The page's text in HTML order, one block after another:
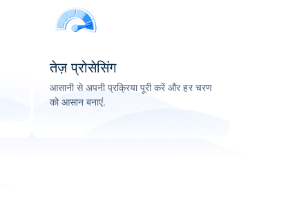
तेज़ प्रोसेसिंग
आसानी से अपनी प्रक्रिया पूरी करें और हर चरण
को आसान बनाएं.